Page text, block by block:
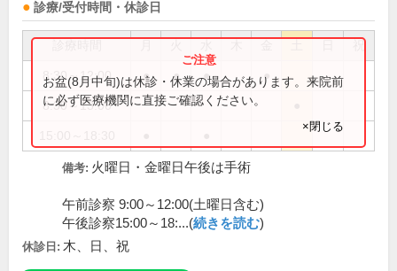
診療/受付時間・休診日
祝
8:30～12:00 ● ● ● ●
8:30～13:00
お盆(8月中旬)は休診・休業の場合があります。来院前
に必ず医療機関に直接ご確認ください。
×閉じる
備考: 火曜日・金曜日午後は手術
午前診察 9:00～12:00(土曜日含む)
午後診察15:00～18:...(続きを読む)
休診日: 木、日、祝